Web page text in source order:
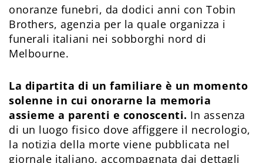
onoranze funebri, da dodici anni con Tobin
Brothers, agenzia per la quale organizza i
funerali italiani nei sobborghi nord di
Melbourne.
La dipartita di un familiare è un momento
solenne in cui onorarne la memoria
assieme a parenti e conoscenti. In assenza
di un luogo fisico dove affiggere il necrologio,
la notizia della morte viene pubblicata nel
giornale italiano, accompagnata dai dettagli